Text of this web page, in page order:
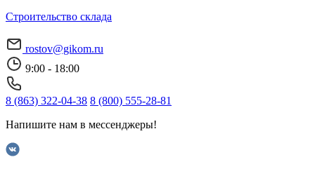
Строительство склада
rostov@gikom.ru
9:00 - 18:00
8 (863) 322-04-38 8 (800) 555-28-81
Напишите нам в мессенджеры!